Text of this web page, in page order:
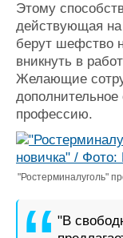
Компании
Репутация
Работа
Крюинг
Реклама
Конференции
Выставки и
Словарь
Этому
действующая
берут шефство
вникнуть в
Желающие
профессию.
"Ростерминалуголь"
"В